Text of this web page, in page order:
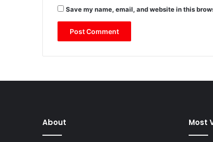
Save my name, email, and website in this
About Most